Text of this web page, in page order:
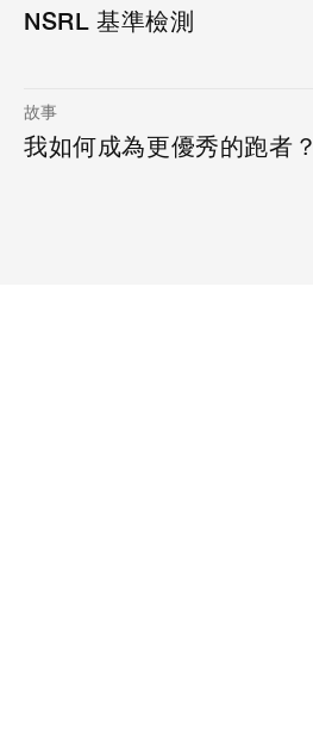
NSRL 基準檢測
故事
我如何成為更優秀的跑者？